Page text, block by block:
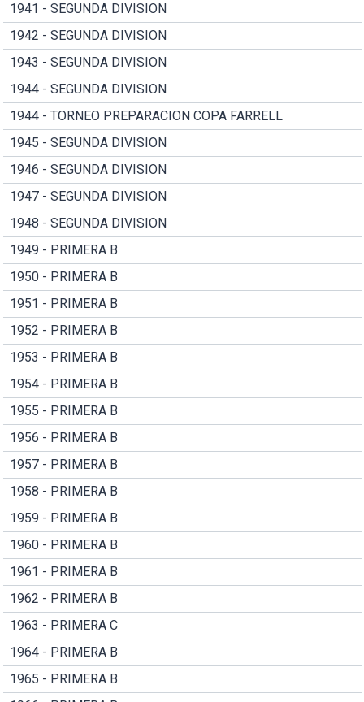
1941 - SEGUNDA DIVISION
1942 - SEGUNDA DIVISION
1943 - SEGUNDA DIVISION
1944 - SEGUNDA DIVISION
1944 - TORNEO PREPARACION COPA FARRELL
1945 - SEGUNDA DIVISION
1946 - SEGUNDA DIVISION
1947 - SEGUNDA DIVISION
1948 - SEGUNDA DIVISION
1949 - PRIMERA B
1950 - PRIMERA B
1951 - PRIMERA B
1952 - PRIMERA B
1953 - PRIMERA B
1954 - PRIMERA B
1955 - PRIMERA B
1956 - PRIMERA B
1957 - PRIMERA B
1958 - PRIMERA B
1959 - PRIMERA B
1960 - PRIMERA B
1961 - PRIMERA B
1962 - PRIMERA B
1963 - PRIMERA C
1964 - PRIMERA B
1965 - PRIMERA B